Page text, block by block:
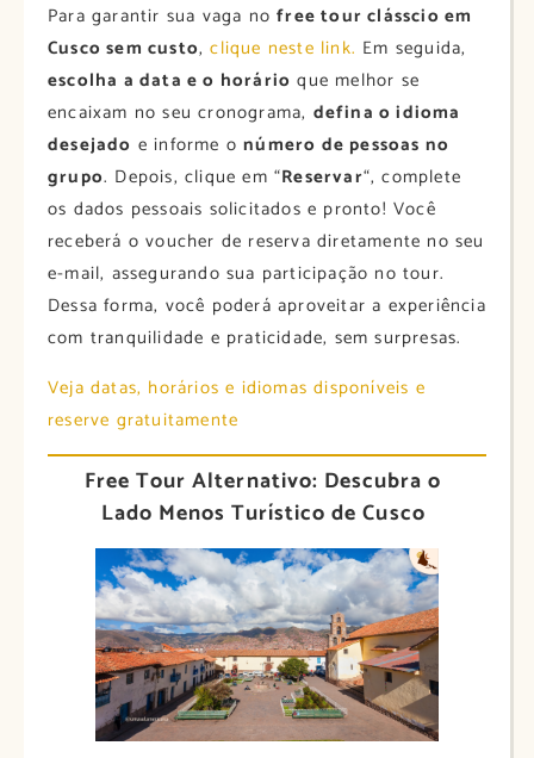
Para garantir sua vaga nofree tour clásscio em
Cusco sem custo,clique neste link. Em seguida,
escolha a data e o horário que melhor se
encaixam no seu cronograma, defina o idioma
desejado e informe onúmero de pessoas no
grupo. Depois, clique em “Reservar“, complete
os dados pessoais solicitados e pronto! Você
receberá o voucher de reserva diretamente no seu
e-mail, assegurando sua participação no tour.
Dessa forma, você poderá aproveitar a experiência
com tranquilidade e praticidade, sem surpresas.
Veja datas, horários e idiomas disponíveis e
reserve gratuitamente
Free Tour Alternativo: Descubra o
Lado Menos Turístico de Cusco